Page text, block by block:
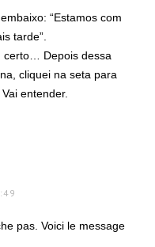
“Estamos com
tarde”.
certo… Depois dessa
cliquei na seta para
entender.
pas. Voici le message